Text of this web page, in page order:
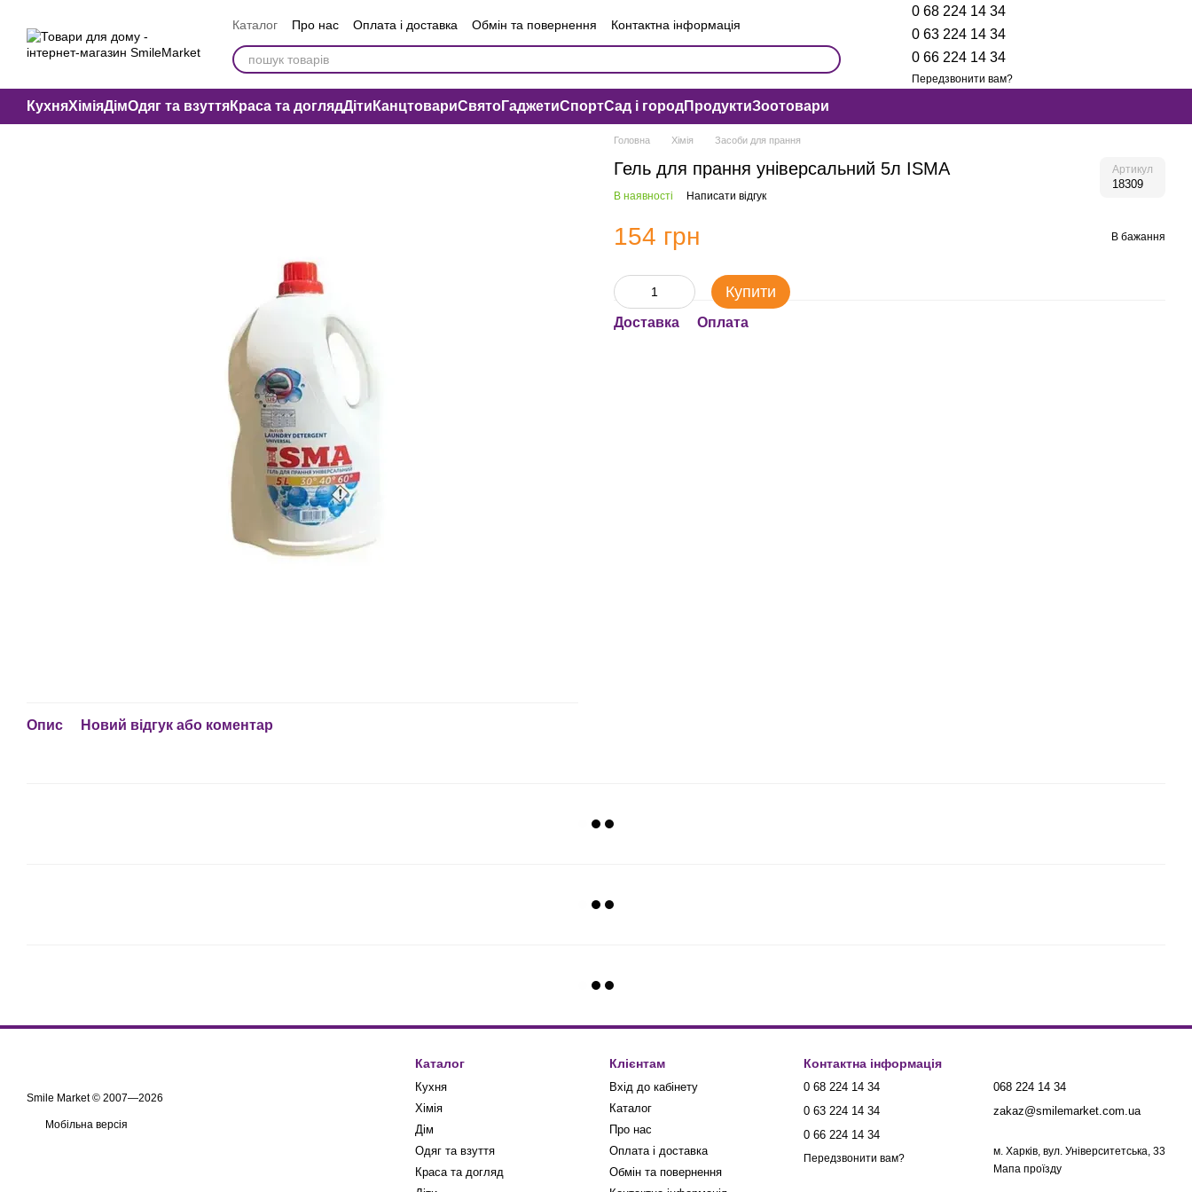
Каталог Про нас Оплата і доставка Обмін та повернення
Контактна інформація
Вакансії компанії
Публічна оферта Угода користувача
0 68 224 14 34
0 63 224 14 34
0 66 224 14 34
Передзвонити вам?
КухняХіміяДімОдяг та взуттяКраса та доглядДіти КанцтовариСвятоГаджетиСпортСад і городПродуктиЗоотовари
Опис Новий відгук або коментар
Головна Хімія Засоби для прання
Гель для прання універсальний 5л ISMA Артикул
18309
В наявності Написати відгук
154 грн В бажання
Купити
Доставка Оплата
Smile Market © 2007—2026
Мобільна версія
Каталог
Кухня
Хімія
Дім
Одяг та взуття
Краса та догляд
Клієнтам
Вхід до кабінету
Каталог
Про нас
Оплата і доставка
Обмін та повернення
Контактна інформація
0 68 224 14 34
0 63 224 14 34
0 66 224 14 34
Передзвонити вам?
068 224 14 34
zakaz@smilemarket.com.ua
м. Харків, вул. Університетська, 33
Мапа проїзду